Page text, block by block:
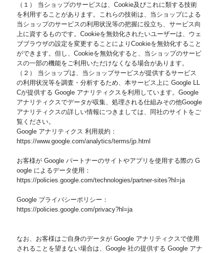
（１） 当ショップのサービスは、Cookie及びこれに類する技術
を利用することがあります。これらの技術は、当ショップによる
当ショップのサービスの利用状況等の把握に役立ち、サービス向
上に資するものです。Cookieを無効化されたいユーザーは、ウェ
ブブラウザの設定を変更することによりCookieを無効化すること
ができます。但し、Cookieを無効化すると、当ショップのサービ
スの一部の機能をご利用いただけなくなる場合があります。
（２） 当ショップは、当ショップサービスが提供するサービス
の利用状況等を調査・分析するため、本サービス上に Google LL
Cが提供する Google アナリティクスを利用しています。Google
アナリティクスでデータが収集、処理される仕組みその他Google
アナリティクスの詳しい情報につきましては、同社のサイトをご
覧ください。
Google アナリティクス 利用規約：
https://www.google.com/analytics/terms/jp.html
お客様が Google パートナーのサイトやアプリを使用する際の G
oogle によるデータ使用：
https://policies.google.com/technologies/partner-sites?hl=ja
Google プライバシーポリシー：
https://policies.google.com/privacy?hl=ja
なお、お客様はご自身のデータが Google アナリティクスで使用
されることを望まない場合は、Google 社の提供する Google アナ